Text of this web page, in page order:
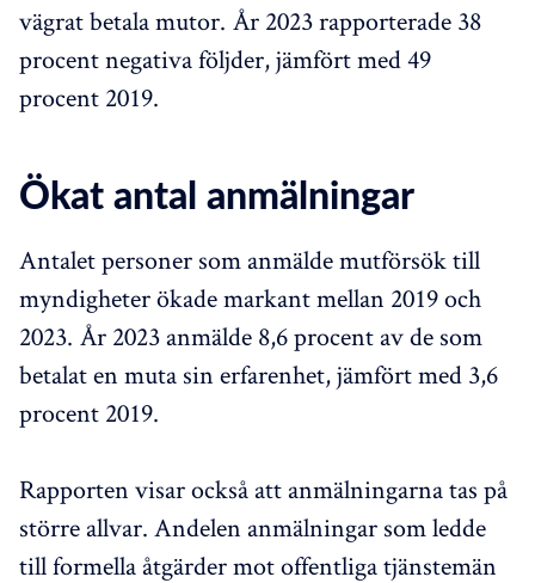
vägrat betala mutor. År 2023 rapporterade 38
procent negativa följder, jämfört med 49
procent 2019.
Ökat antal anmälningar
Antalet personer som anmälde mutförsök till
myndigheter ökade markant mellan 2019 och
2023. År 2023 anmälde 8,6 procent av de som
betalat en muta sin erfarenhet, jämfört med 3,6
procent 2019.
Rapporten visar också att anmälningarna tas på
större allvar. Andelen anmälningar som ledde
till formella åtgärder mot offentliga tjänstemän